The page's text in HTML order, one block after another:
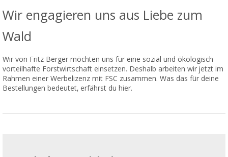
Wir engagieren uns aus Liebe zum
Wald
Wir von Fritz Berger möchten uns für eine sozial und ökologisch
vorteilhafte Forstwirtschaft einsetzen. Deshalb arbeiten wir jetzt im
Rahmen einer Werbelizenz mit FSC zusammen. Was das für deine
Bestellungen bedeutet, erfährst du hier.